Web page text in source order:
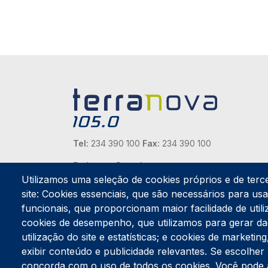
Tel: 234 390 100 Fax: 234 390 100
Endereço Postal
Apartado 42
Rua Gil Eanes 31
3834-908 Gafanha da Nazaré
Estúdios
Rua Prior Guerra
Edifício do Centro Cultural da Gafanha da Nazaré
3830-556 Gafanha da Nazaré
Utilizamos uma seleção de cookies próprios e de
site: Cookies essenciais, que são necessários para
funcionais, que proporcionam maior facilidade de
cookies de desempenho, que utilizamos para gerar
utilização do site e estatísticas; e cookies de
exibir conteúdo e publicidade relevantes. Se escolher